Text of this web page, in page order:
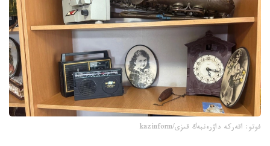
فوتو: اقەركە داۋرەنبەك قىزى/kazinform